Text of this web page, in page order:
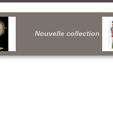
Nouvelle collection